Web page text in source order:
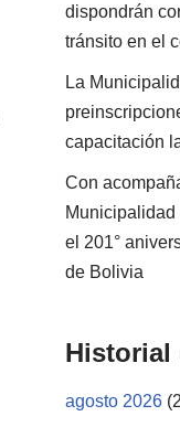
dispondrán
tránsito en el
La
capacitación
Con
el 201°
de Bolivia
Historial
agosto 2026